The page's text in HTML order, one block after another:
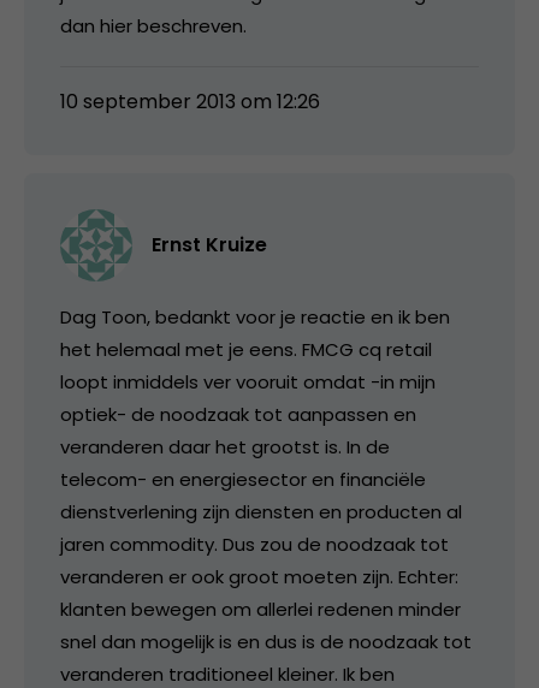
dan hier beschreven.
10 september 2013 om 12:26
Ernst Kruize
Dag Toon, bedankt voor je reactie en ik ben
het helemaal met je eens. FMCG cq retail
loopt inmiddels ver vooruit omdat -in mijn
optiek- de noodzaak tot aanpassen en
veranderen daar het grootst is. In de
telecom- en energiesector en financiële
dienstverlening zijn diensten en producten al
jaren commodity. Dus zou de noodzaak tot
veranderen er ook groot moeten zijn. Echter:
klanten bewegen om allerlei redenen minder
snel dan mogelijk is en dus is de noodzaak tot
veranderen traditioneel kleiner. Ik ben